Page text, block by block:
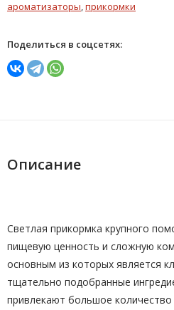
ароматизаторы прикормки
Поделиться в соцсетях:
Описание
Светлая прикормка крупного
пищевую ценность и сложную
основным из которых является
тщательно подобранные
привлекают большое